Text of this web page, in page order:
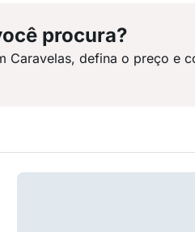
procura?
Caravelas, defina o preço e